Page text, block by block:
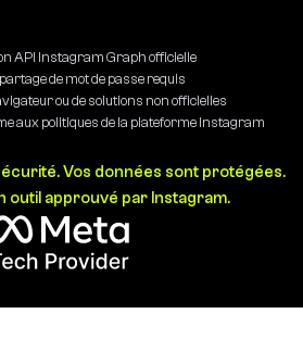
API Instagram Graph officielle
de mot de passe requis
ou de solutions non officielles
aux politiques de la plateforme Instagram
Vos données sont protégées.
outil approuvé par Instagram.